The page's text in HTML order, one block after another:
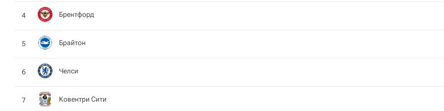
4 Брентфорд
5 Брайтон
6 Челси
7 Ковентри Сити